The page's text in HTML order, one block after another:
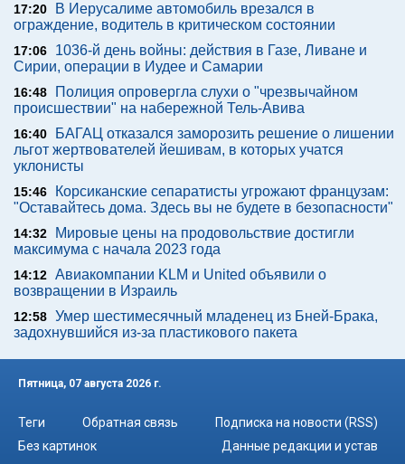
17:20
В Иерусалиме автомобиль врезался в
ограждение, водитель в критическом состоянии
17:06
1036-й день войны: действия в Газе, Ливане и
Сирии, операции в Иудее и Самарии
16:48
Полиция опровергла слухи о "чрезвычайном
происшествии" на набережной Тель-Авива
16:40
БАГАЦ отказался заморозить решение о лишении
льгот жертвователей йешивам, в которых учатся
уклонисты
15:46
Корсиканские сепаратисты угрожают французам:
"Оставайтесь дома. Здесь вы не будете в безопасности"
14:32
Мировые цены на продовольствие достигли
максимума с начала 2023 года
14:12 Авиакомпании KLM и United объявили о
возвращении в Израиль
12:58 Умер шестимесячный младенец из Бней-Брака,
задохнувшийся из-за пластикового пакета
Пятница, 07 августа 2026 г.
Теги Обратная связь
Подписка на новости (RSS)
Без картинок
Данные редакции и устав